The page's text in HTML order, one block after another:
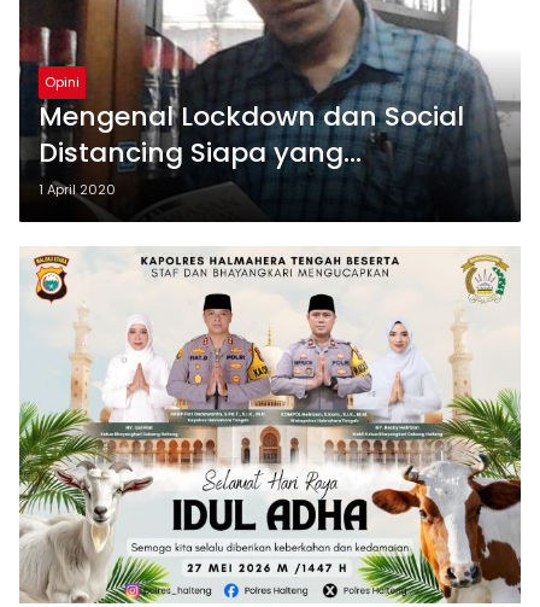
Opini
Mengenal Lockdown dan Social
Distancing Siapa yang
Berwenang?
1 April 2020